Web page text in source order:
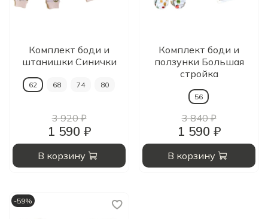
Комплект боди и
штанишки Синички
62 68 74 80
3 920 ₽
1 590 ₽
В корзину
Комплект боди и
ползунки Большая
стройка
56
3 840 ₽
1 590 ₽
В корзину
-59%